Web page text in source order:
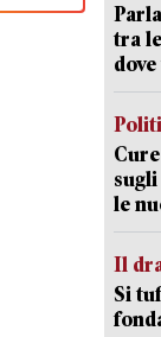
tra
le
Il
Si